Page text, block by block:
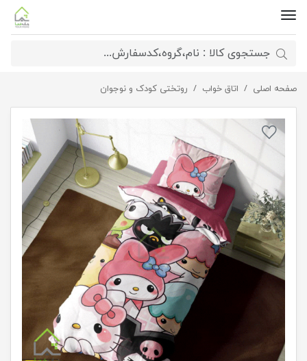
صفحه اصلی اتاق خواب روتختی کودک و نوجوان روتختی کودک کرومی